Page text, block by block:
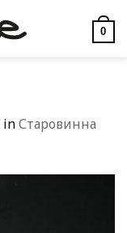
0
inСтаровинна